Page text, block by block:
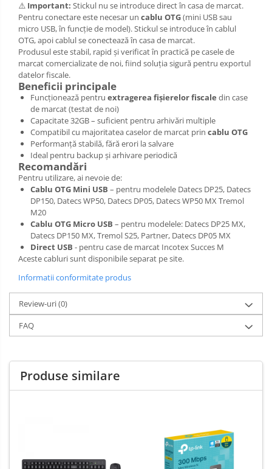
⚠️ Important: Stickul nu se introduce direct în casa de marcat.
Pentru conectare este necesar un cablu OTG(mini USB sau
micro USB, în funcție de model). Stickul se introduce în cablul
OTG, apoi cablul se conectează în casa de marcat.
Produsul este stabil, rapid și verificat în practică pe casele de
marcat comercializate de noi, fiind soluția sigură pentru exportul
datelor fiscale.
Beneficii principale
Funcționează pentru extragerea fișierelor fiscale din case
de marcat (testat de noi)
Capacitate 32GB – suficient pentru arhivări multiple
Compatibil cu majoritatea caselor de marcat prin cablu OTG
Performanță stabilă, fără erori la salvare
Ideal pentru backup și arhivare periodică
Recomandări
Pentru utilizare, ai nevoie de:
Cablu OTG Mini USB – pentru modelele Datecs DP25, Datecs
DP150, Datecs WP50, Datecs DP05, Datecs WP50 MX Tremol
M20
Cablu OTG Micro USB – pentru modelele: Datecs DP25 MX,
Datecs DP150 MX, Tremol S25, Partner, Datecs DP05 MX
Direct USB - pentru case de marcat Incotex Succes M
Aceste cabluri sunt disponibile separat pe site.
Informatii conformitate produs
Review-uri(0)
FAQ
Produse similare